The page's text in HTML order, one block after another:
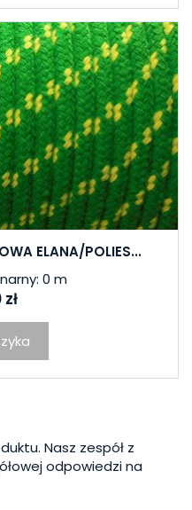
ELANA/POLIES...
0 m
Nasz zespół z
odpowiedzi na